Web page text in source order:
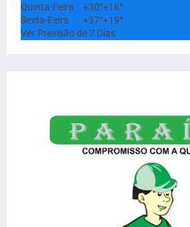
Quinta-Feira
+30°+16°
Sexta-Feira
+37°+19°
Ver Previsão de 7 Dias